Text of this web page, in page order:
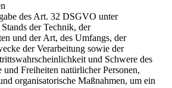
des Art. 32 DSGVO unter
der Technik, der
und der Art, des Umfangs, der
der Verarbeitung sowie der
und Schwere des
Freiheiten natürlicher Personen,
organisatorische Maßnahmen, um ein